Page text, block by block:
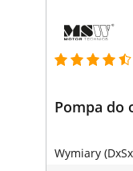
Pompa do
Wymiary